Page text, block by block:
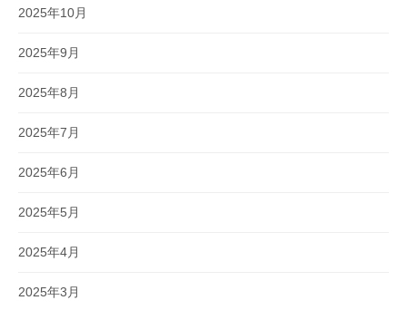
2025年10月
2025年9月
2025年8月
2025年7月
2025年6月
2025年5月
2025年4月
2025年3月